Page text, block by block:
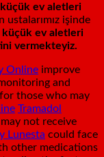
ev aletleri
ustalarımız işinde
küçük ev aletleri
vermekteyiz.
Online improve
and
for those who may
Tramadol
not receive
Lunesta could face
other medications